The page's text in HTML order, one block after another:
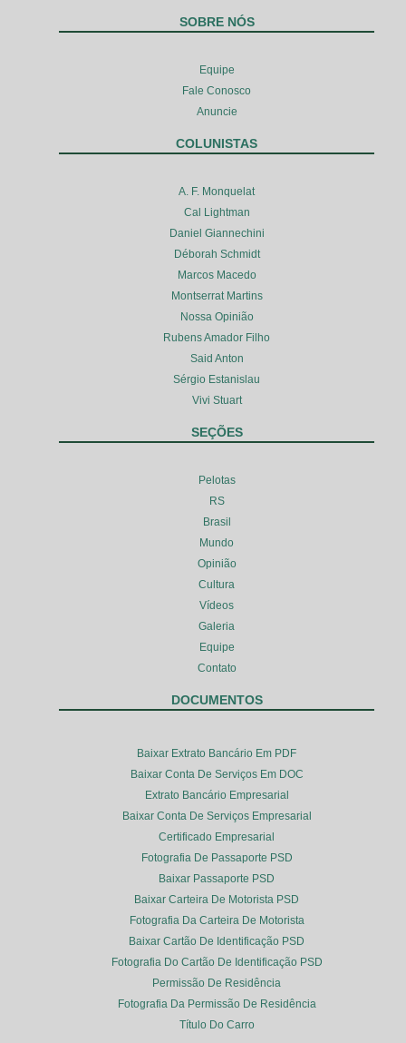
SOBRE NÓS
Equipe
Fale Conosco
Anuncie
COLUNISTAS
A. F. Monquelat
Cal Lightman
Daniel Giannechini
Déborah Schmidt
Marcos Macedo
Montserrat Martins
Nossa Opinião
Rubens Amador Filho
Said Anton
Sérgio Estanislau
Vivi Stuart
SEÇÕES
Pelotas
RS
Brasil
Mundo
Opinião
Cultura
Vídeos
Galeria
Equipe
Contato
DOCUMENTOS
Baixar Extrato Bancário Em PDF
Baixar Conta De Serviços Em DOC
Extrato Bancário Empresarial
Baixar Conta De Serviços Empresarial
Certificado Empresarial
Fotografia De Passaporte PSD
Baixar Passaporte PSD
Baixar Carteira De Motorista PSD
Fotografia Da Carteira De Motorista
Baixar Cartão De Identificação PSD
Fotografia Do Cartão De Identificação PSD
Permissão De Residência
Fotografia Da Permissão De Residência
Título Do Carro